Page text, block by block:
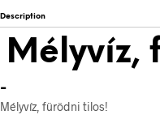
Description
Mélyvíz,
-
Mélyvíz, fürödni tilos!